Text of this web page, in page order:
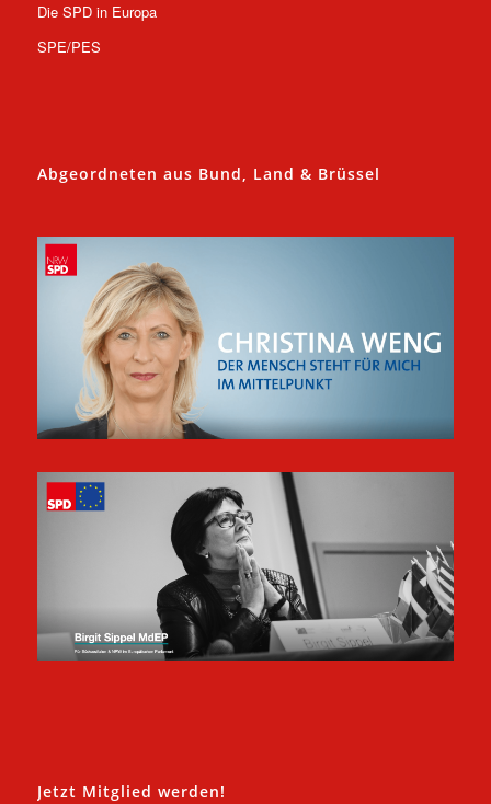
Die SPD in Europa
SPE/PES
Abgeordneten aus Bund, Land & Brüssel
Jetzt Mitglied werden!